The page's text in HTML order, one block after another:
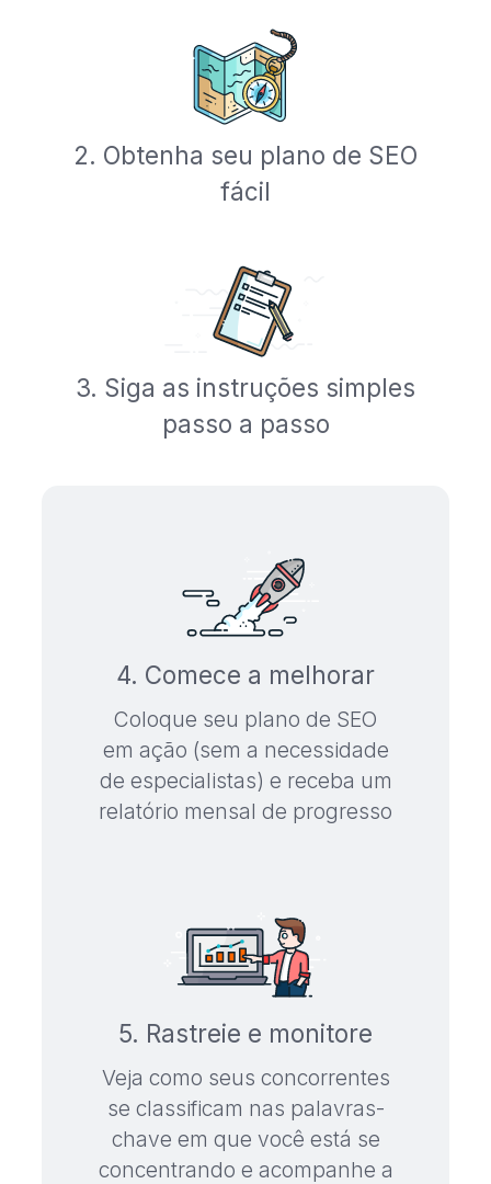
2. Obtenha seu plano de SEO
fácil
3. Siga as instruções simples
passo a passo
4. Comece a melhorar
Coloque seu plano de SEO
em ação (sem a necessidade
de especialistas) e receba um
relatório mensal de progresso
5. Rastreie e monitore
Veja como seus concorrentes
se classificam nas palavras-
chave em que você está se
concentrando e acompanhe a